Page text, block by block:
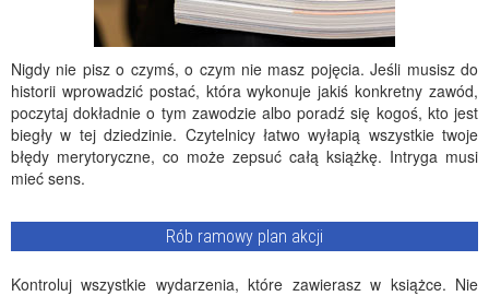
Nigdy nie pisz o czymś, o czym nie masz pojęcia. Jeśli musisz do
historii wprowadzić postać, która wykonuje jakiś konkretny zawód,
poczytaj dokładnie o tym zawodzie albo poradź się kogoś, kto jest
biegły w tej dziedzinie. Czytelnicy łatwo wyłapią wszystkie twoje
błędy merytoryczne, co może zepsuć całą książkę. Intryga musi
mieć sens.
Rób ramowy plan akcji
Kontroluj wszystkie wydarzenia, które zawierasz w książce. Nie